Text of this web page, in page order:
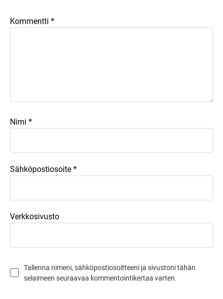
Kommentti *
Nimi *
Sähköpostiosoite *
Verkkosivusto
Tallenna nimeni, sähköpostiosoitteeni ja sivustoni tähän
selaimeen seuraavaa kommentointikertaa varten.